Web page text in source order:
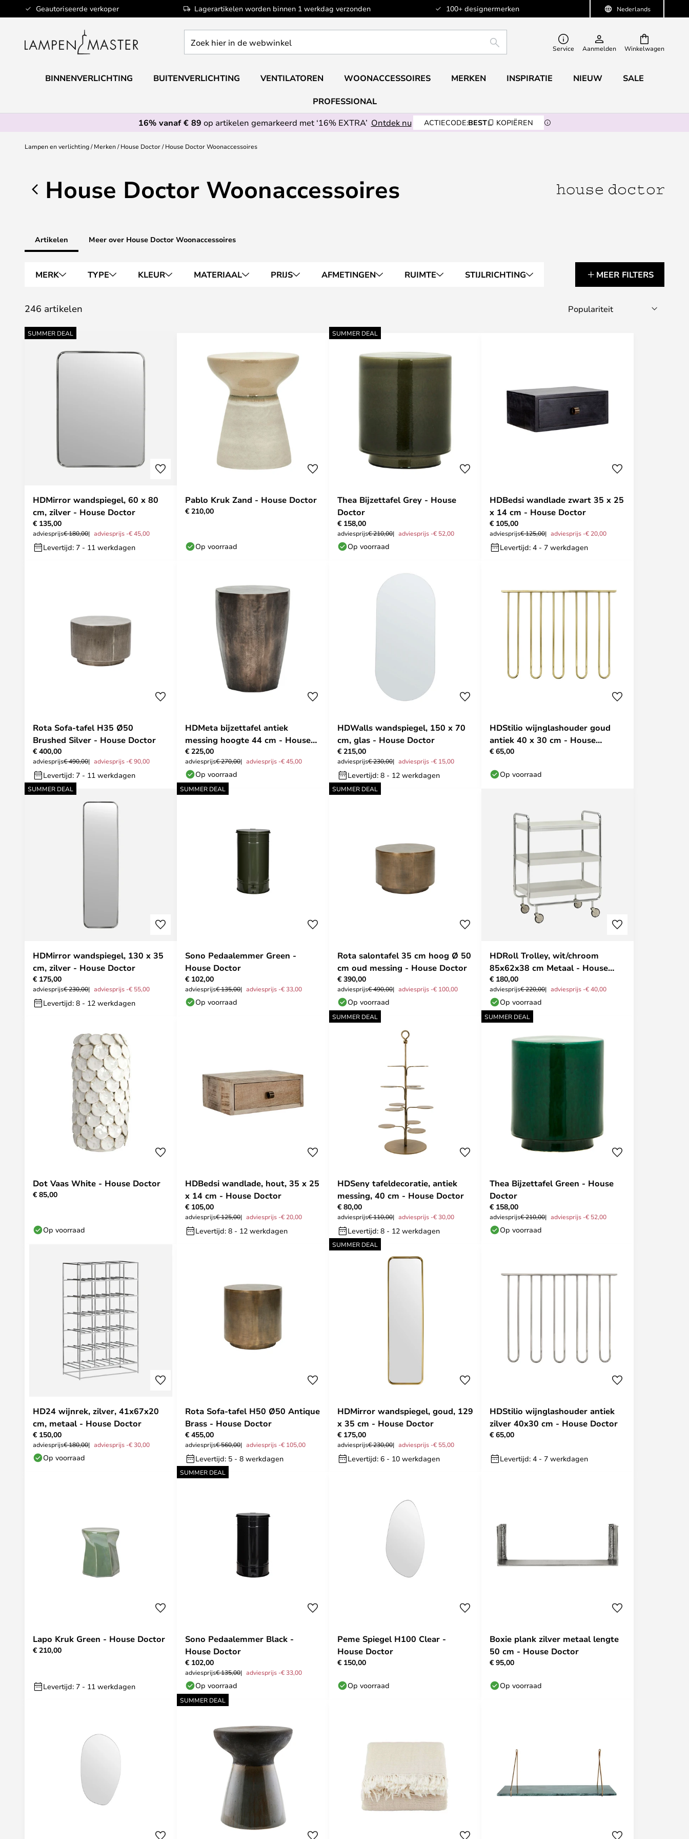
Nederlands
Geautoriseerde verkoper Lagerartikelen worden binnen 1 werkdag verzonden 100+ designermerken
Ga
naar
inhoud
Winkelwagen
hier
de
ZOEKEN Service Aanmelden
BINNENVERLICHTING BUITENVERLICHTING VENTILATOREN WOONACCESSOIRES MERKEN INSPIRATIE NIEUW SALE
PROFESSIONAL
16% vanaf € 89 op artikelen gemarkeerd met ‘16% EXTRA’ Ontdek nu ACTIECODE:BEST KOPIËREN
Lampen en verlichting Merken House Doctor House Doctor Woonaccessoires
House Doctor Woonaccessoires
Artikelen Meer over House Doctor Woonaccessoires
MERK TYPE KLEUR MATERIAAL PRIJS AFMETINGEN RUIMTE STIJLRICHTING MEER FILTERS
246 artikelen
SUMMER DEAL
HDMirror wandspiegel, 60 x 80
cm, zilver - House Doctor
€ 135,00
adviesprijs€ 180,00 adviesprijs -€ 45,00
Levertijd: 7 - 11 werkdagen
Pablo Kruk Zand - House Doctor
€ 210,00
Op voorraad
SUMMER DEAL
Thea Bijzettafel Grey - House
Doctor
€ 158,00
adviesprijs€ 210,00 adviesprijs -€ 52,00
Op voorraad
HDBedsi wandlade zwart 35 x 25
x 14 cm - House Doctor
€ 105,00
adviesprijs€ 125,00 adviesprijs -€ 20,00
Levertijd: 4 - 7 werkdagen
Rota Sofa-tafel H35 Ø50
Brushed Silver - House Doctor
€ 400,00
adviesprijs€ 490,00 adviesprijs -€ 90,00
Levertijd: 7 - 11 werkdagen
HDMeta bijzettafel antiek
messing hoogte 44 cm - House
Doctor
€ 225,00
adviesprijs€ 270,00 adviesprijs -€ 45,00
Op voorraad
HDWalls wandspiegel, 150 x 70
cm, glas - House Doctor
€ 215,00
adviesprijs€ 230,00 adviesprijs -€ 15,00
Levertijd: 8 - 12 werkdagen
HDStilio wijnglashouder goud
antiek 40 x 30 cm - House
Doctor
€ 65,00
Op voorraad
SUMMER DEAL
HDMirror wandspiegel, 130 x 35
cm, zilver - House Doctor
€ 175,00
adviesprijs€ 230,00 adviesprijs -€ 55,00
Levertijd: 8 - 12 werkdagen
SUMMER DEAL
Sono Pedaalemmer Green -
House Doctor
€ 102,00
adviesprijs€ 135,00 adviesprijs -€ 33,00
Op voorraad
SUMMER DEAL
Rota salontafel 35 cm hoog Ø 50
cm oud messing - House Doctor
€ 390,00
adviesprijs€ 490,00 adviesprijs -€ 100,00
Op voorraad
HDRoll Trolley, wit/chroom
85x62x38 cm Metaal - House
Doctor
€ 180,00
adviesprijs€ 220,00 adviesprijs -€ 40,00
Op voorraad
Dot Vaas White - House Doctor
€ 85,00
Op voorraad
HDBedsi wandlade, hout, 35 x 25
x 14 cm - House Doctor
€ 105,00
adviesprijs€ 125,00 adviesprijs -€ 20,00
Levertijd: 8 - 12 werkdagen
SUMMER DEAL
HDSeny tafeldecoratie, antiek
messing, 40 cm - House Doctor
€ 80,00
adviesprijs€ 110,00 adviesprijs -€ 30,00
Levertijd: 8 - 12 werkdagen
SUMMER DEAL
Thea Bijzettafel Green - House
Doctor
€ 158,00
adviesprijs€ 210,00 adviesprijs -€ 52,00
Op voorraad
HD24 wijnrek, zilver, 41x67x20
cm, metaal - House Doctor
€ 150,00
adviesprijs€ 180,00 adviesprijs -€ 30,00
Op voorraad
Rota Sofa-tafel H50 Ø50 Antique
Brass - House Doctor
€ 455,00
adviesprijs€ 560,00 adviesprijs -€ 105,00
Levertijd: 5 - 8 werkdagen
SUMMER DEAL
HDMirror wandspiegel, goud, 129
x 35 cm - House Doctor
€ 175,00
adviesprijs€ 230,00 adviesprijs -€ 55,00
Levertijd: 6 - 10 werkdagen
HDStilio wijnglashouder antiek
zilver 40x30 cm - House Doctor
€ 65,00
Levertijd: 4 - 7 werkdagen
Lapo Kruk Green - House Doctor
€ 210,00
Levertijd: 7 - 11 werkdagen
SUMMER DEAL
Sono Pedaalemmer Black -
House Doctor
€ 102,00
adviesprijs€ 135,00 adviesprijs -€ 33,00
Op voorraad
Peme Spiegel H100 Clear -
House Doctor
€ 150,00
Op voorraad
Boxie plank zilver metaal lengte
50 cm - House Doctor
€ 95,00
Op voorraad
SUMMER DEAL